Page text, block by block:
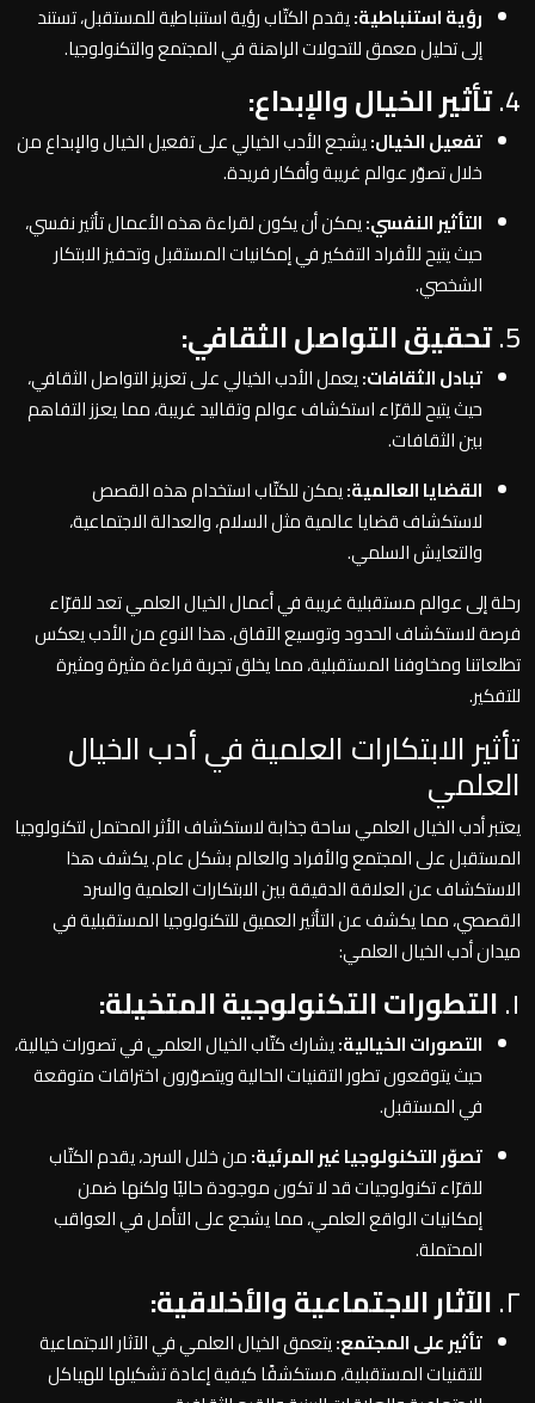
رؤية استنباطية:يقدم الكتّاب رؤية استنباطية للمستقبل، تستند
إلى تحليل معمق للتحولات الراهنة في المجتمع والتكنولوجيا.
4. تأثير الخيال والإبداع:
تفعيل الخيال:يشجع الأدب الخيالي على تفعيل الخيال والإبداع من
خلال تصوّر عوالم غريبة وأفكار فريدة.
التأثير النفسي:يمكن أن يكون لقراءة هذه الأعمال تأثير نفسي،
حيث يتيح للأفراد التفكير في إمكانيات المستقبل وتحفيز الابتكار
الشخصي.
5. تحقيق التواصل الثقافي:
تبادل الثقافات:يعمل الأدب الخيالي على تعزيز التواصل الثقافي،
حيث يتيح للقرّاء استكشاف عوالم وتقاليد غريبة، مما يعزز التفاهم
بين الثقافات.
القضايا العالمية:يمكن للكتّاب استخدام هذه القصص
لاستكشاف قضايا عالمية مثل السلام، والعدالة الاجتماعية،
والتعايش السلمي.
رحلة إلى عوالم مستقبلية غريبة في أعمال الخيال العلمي تعد للقرّاء
فرصة لاستكشاف الحدود وتوسيع الآفاق. هذا النوع من الأدب يعكس
تطلعاتنا ومخاوفنا المستقبلية، مما يخلق تجربة قراءة مثيرة ومثيرة
للتفكير.
تأثير الابتكارات العلمية في أدب الخيال
العلمي
يعتبر أدب الخيال العلمي ساحة جذابة لاستكشاف الأثر المحتمل لتكنولوجيا
المستقبل على المجتمع والأفراد والعالم بشكل عام. يكشف هذا
الاستكشاف عن العلاقة الدقيقة بين الابتكارات العلمية والسرد
القصصي، مما يكشف عن التأثير العميق للتكنولوجيا المستقبلية في
ميدان أدب الخيال العلمي:
١. التطورات التكنولوجية المتخيلة:
التصورات الخيالية:يشارك كتّاب الخيال العلمي في تصورات خيالية،
حيث يتوقعون تطور التقنيات الحالية ويتصوّرون اختراقات متوقعة
في المستقبل.
تصوّر التكنولوجيا غير المرئية:من خلال السرد، يقدم الكتّاب
للقرّاء تكنولوجيات قد لا تكون موجودة حاليًا ولكنها ضمن
إمكانيات الواقع العلمي، مما يشجع على التأمل في العواقب
المحتملة.
٢. الآثار الاجتماعية والأخلاقية:
تأثير على المجتمع:يتعمق الخيال العلمي في الآثار الاجتماعية
للتقنيات المستقبلية، مستكشفًا كيفية إعادة تشكيلها للهياكل